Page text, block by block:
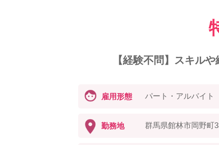
【経験不問】スキル
雇用形態 パート・アルバイト
勤務地 群馬県館林市岡野町